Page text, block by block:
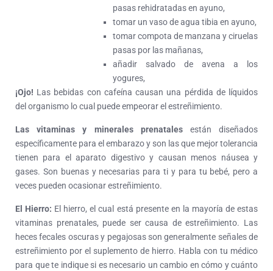
pasas rehidratadas en ayuno,
tomar un vaso de agua tibia en ayuno,
tomar compota de manzana y ciruelas
pasas por las mañanas,
añadir salvado de avena a los
yogures,
¡Ojo! Las bebidas con cafeína causan una pérdida de líquidos
del organismo lo cual puede empeorar el estreñimiento.
Las vitaminas y minerales prenatalesestán diseñados
específicamente para el embarazo y son las que mejor tolerancia
tienen para el aparato digestivo y causan menos náusea y
gases. Son buenas y necesarias para ti y para tu bebé, pero a
veces pueden ocasionar estreñimiento.
El Hierro: El hierro, el cual está presente en la mayoría de estas
vitaminas prenatales, puede ser causa de estreñimiento. Las
heces fecales oscuras y pegajosas son generalmente señales de
estreñimiento por el suplemento de hierro. Habla con tu médico
para que te indique si es necesario un cambio en cómo y cuánto